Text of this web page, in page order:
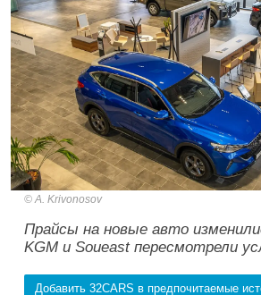
A. Krivonosov
Прайсы на новые авто
KGM и Soueast пересмотрели
Добавить 32CARS в предпочитаемые